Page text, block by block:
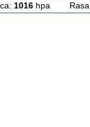
1016hpa